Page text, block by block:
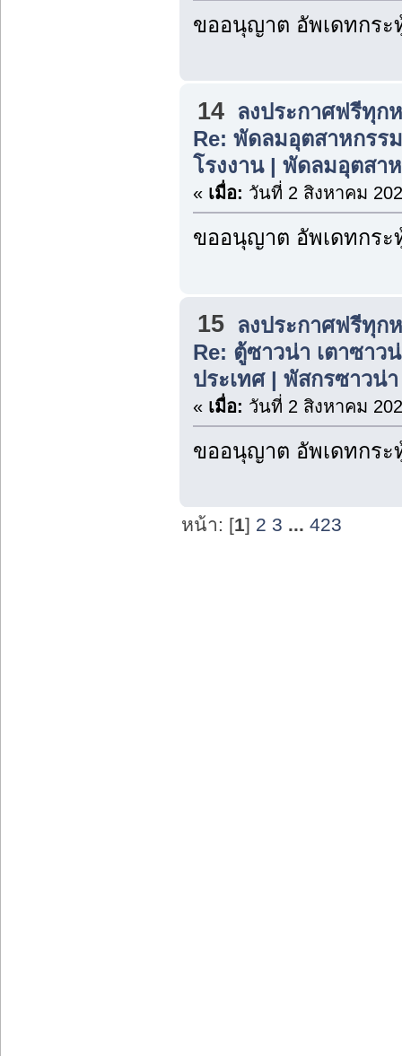
ขออนุญาต อัพเดทกระ
14
ลงประกาศฟรีทุก
Re: พัดลมอุตสาหกรร
โรงงาน | พัดลมอุตสา
« เมื่อ: วันที่ 2 สิงหาคม
ขออนุญาต อัพเดทกระ
15
ลงประกาศฟรีทุก
Re: ตู้ซาวน่า เตาซา
ประเทศ | พัสกรซาวน่า
« เมื่อ: วันที่ 2 สิงหาคม
ขออนุญาต อัพเดทกระ
หน้า: [1] 2 3 ...423